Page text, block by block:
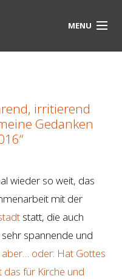
MENU
irritierend
Gedanken
wieder so weit, das
mit der
statt, die auch
spannende und
aber… oder: Hat Gottes
das für Kirche und